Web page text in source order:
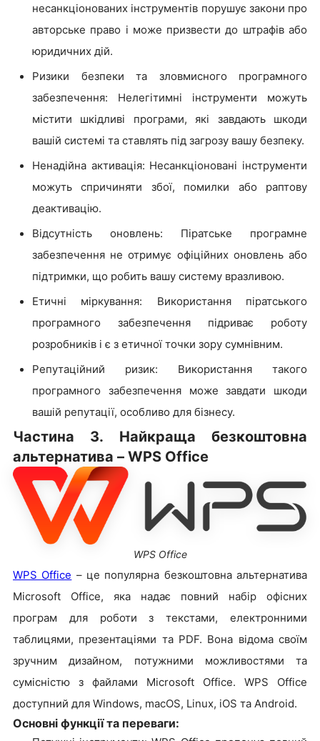
несанкціонованих інструментів порушує закони про
авторське право і може призвести до штрафів або
юридичних дій.
Ризики безпеки та зловмисного програмного
забезпечення: Нелегітимні інструменти можуть
містити шкідливі програми, які завдають шкоди
вашій системі та ставлять під загрозу вашу безпеку.
Ненадійна активація: Несанкціоновані інструменти
можуть спричиняти збої, помилки або раптову
деактивацію.
Відсутність оновлень: Піратське програмне
забезпечення не отримує офіційних оновлень або
підтримки, що робить вашу систему вразливою.
Етичні міркування: Використання піратського
програмного забезпечення підриває роботу
розробників і є з етичної точки зору сумнівним.
Репутаційний ризик: Використання такого
програмного забезпечення може завдати шкоди
вашій репутації, особливо для бізнесу.
Частина 3. Найкраща безкоштовна
альтернатива – WPS Office
WPS Office
WPS Office – це популярна безкоштовна альтернатива
Microsoft Office, яка надає повний набір офісних
програм для роботи з текстами, електронними
таблицями, презентаціями та PDF. Вона відома своїм
зручним дизайном, потужними можливостями та
сумісністю з файлами Microsoft Office. WPS Office
доступний для Windows, macOS, Linux, iOS та Android.
Основні функції та переваги: